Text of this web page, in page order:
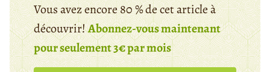
Vous avez encore 80 % de cet article à
découvrir!Abonnez-vous maintenant
pour seulement 3€ par mois